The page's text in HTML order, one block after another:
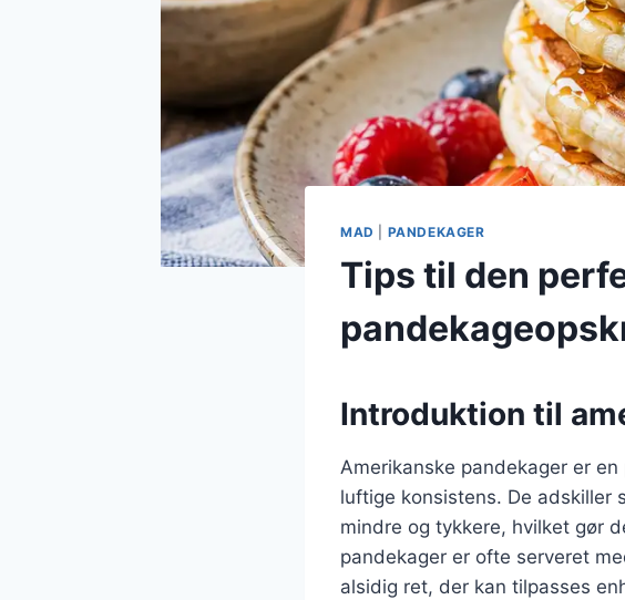
MAD PANDEKAGER
Tips til den
Introduktion til
Amerikanske pandekager er
luftige konsistens. De
mindre og tykkere, hvilket gør
pandekager er ofte serveret
alsidig ret, der kan tilpasses